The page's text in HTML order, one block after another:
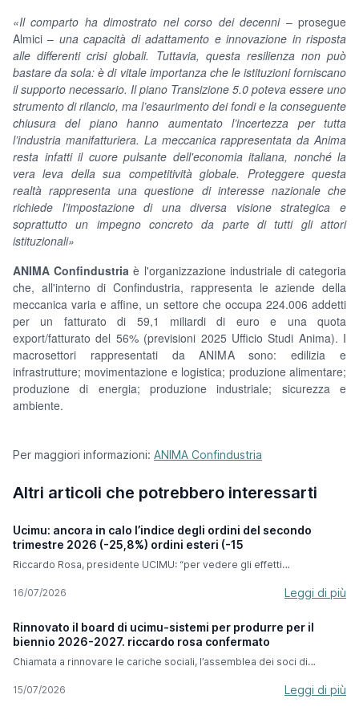
«Il comparto ha dimostrato nel corso dei decenni– prosegue
Almici – una capacità di adattamento e innovazione in risposta
alle differenti crisi globali. Tuttavia, questa resilienza non può
bastare da sola: è di vitale importanza che le istituzioni forniscano
il supporto necessario. Il piano Transizione 5.0 poteva essere uno
strumento di rilancio, ma l’esaurimento dei fondi e la conseguente
chiusura del piano hanno aumentato l’incertezza per tutta
l’industria manifatturiera. La meccanica rappresentata da Anima
resta infatti il cuore pulsante dell'economia italiana, nonché la
vera leva della sua competitività globale. Proteggere questa
realtà rappresenta una questione di interesse nazionale che
richiede l’impostazione di una diversa visione strategica e
soprattutto un impegno concreto da parte di tutti gli attori
istituzionali»
ANIMA Confindustria è l'organizzazione industriale di categoria
che, all'interno di Confindustria, rappresenta le aziende della
meccanica varia e affine, un settore che occupa 224.006 addetti
per un fatturato di 59,1 miliardi di euro e una quota
export/fatturato del 56% (previsioni 2025 Ufficio Studi Anima). I
macrosettori rappresentati da ANIMA sono: edilizia e
infrastrutture; movimentazione e logistica; produzione alimentare;
produzione di energia; produzione industriale; sicurezza e
ambiente.
Per maggiori informazioni: ANIMA Confindustria
Altri articoli che potrebbero interessarti
Ucimu: ancora in calo l’indice degli ordini del secondo
trimestre 2026 (-25,8%) ordini esteri (-15
Riccardo Rosa, presidente UCIMU: “per vedere gli effetti
abbiamo grande fiducia per questa misura che ci accompagnerà fino
a settembre 2028”. Nel secondo trimestre 2026, l’indice degli ordini di
UCIMU-SISTEMI PER PRODURRE segna un calo del -25,8% rispetto al
periodo aprile-giugno 2025. In valore assoluto l’indice si è attestato a
costruttori italiani di macchine utensili hanno incontrato sia sul mercato
oltreconfine hanno segnato un decremento del -15,3% rispetto al
16/07/2026 Leggi di più
Rinnovato il board di ucimu-sistemi per produrre per il
biennio 2026-2027. riccardo rosa confermato
Chiamata a rinnovare le cariche sociali, l’assemblea dei soci di
ha confermato Riccardo Rosa alla presidenza della associazione dei
costruttori italiani di macchine utensili, robot e automazione per il
15/07/2026 Leggi di più